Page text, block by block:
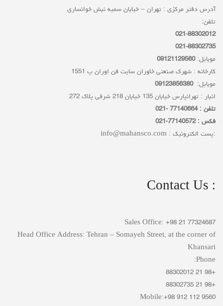
آدرس دفتر مرکزی : تهران – خیابان سمیه نبش خوانساری
تلفن:
021-88302012
021-88302735
موبایل:09121129560
کارخانه : شهرک صنعتی خاوران سایت فن اوران پ 1551
موبایل: 09123856380
انبار : تهرانپارس خیابان 135 خیابان 218 شرقی پلاک 272
تلفن : 77140664 -021
فکس : 77140572-021
:پست الکترونیک : info@mahansco.com
: Contact Us
Sales Office: +98 21 77324687
Head Office Address: Tehran – Somayeh Street, at the corner of
Khansari
Phone:
+98 21 88302012
+98 21 88302735
Mobile:+98 912 112 9560